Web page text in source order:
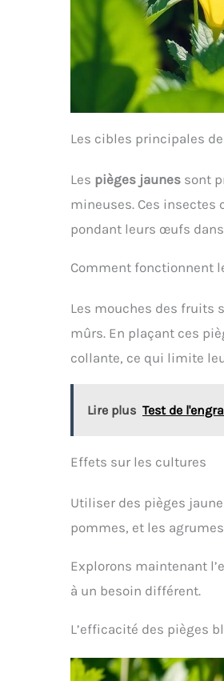
Les cibles principales
Les pièges jaunes sont
mineuses. Ces
pondant leurs œufs
Comment fonctionnent
Les mouches des fruits
mûrs. En plaçant ces
collante, ce qui limite
Lire plus Test de
Effets sur les cultures
Utiliser des pièges
pommes, et les
Explorons maintenant
à un besoin différent.
L’efficacité des pièges